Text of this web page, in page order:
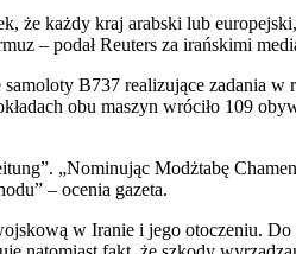
że każdy kraj arabski lub
– podał Reuters za irańskimi
B737 realizujące
obu maszyn wróciło 109
„Nominując Modżtabę
– ocenia gazeta.
w Iranie i jego otoczeniu.